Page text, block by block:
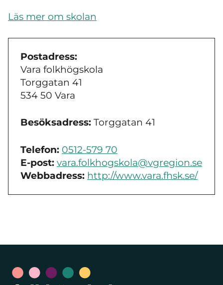
Läs mer om skolan
Postadress:
Vara folkhögskola
Torggatan 41
534 50 Vara
Besöksadress: Torggatan 41
Telefon: 0512-579 70
E-post: vara.folkhogskola@vgregion.se
Webbadress: http://www.vara.fhsk.se/